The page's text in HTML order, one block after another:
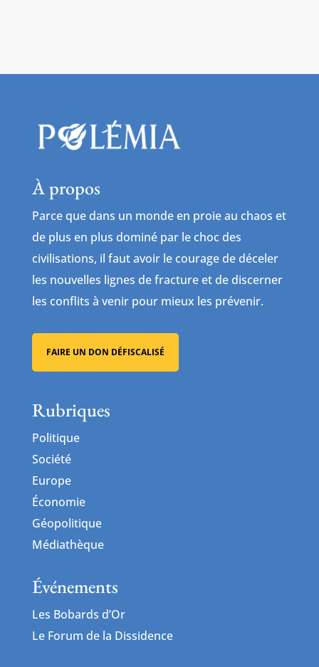
À propos
Parce que dans un monde en proie au chaos et
de plus en plus dominé par le choc des
civilisations, il faut avoir le courage de déceler
les nouvelles lignes de fracture et de discerner
les conflits à venir pour mieux les prévenir.
FAIRE UN DON DÉFISCALISÉ
Rubriques
Politique
Société
Europe
Économie
Géopolitique
Médiathèque
Événements
Les Bobards d’Or
Le Forum de la Dissidence